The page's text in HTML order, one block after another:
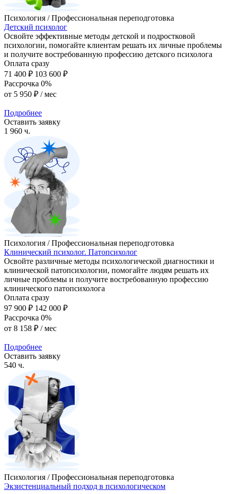
Психология / Профессиональная переподготовка
Детский психолог
Освойте эффективные методы детской и подростковой
психологии, помогайте клиентам решать их личные проблемы
и получите востребованную профессию детского психолога
Оплата сразу
71 400 ₽ 103 600 ₽
Рассрочка 0%
от 5 950 ₽ / мес
Подробнее
Оставить заявку
1 960 ч.
Психология / Профессиональная переподготовка
Клинический психолог. Патопсихолог
Освойте различные методы психологической диагностики и
клинической патопсихологии, помогайте людям решать их
личные проблемы и получите востребованную профессию
клинического патопсихолога
Оплата сразу
97 900 ₽ 142 000 ₽
Рассрочка 0%
от 8 158 ₽ / мес
Подробнее
Оставить заявку
540 ч.
Психология / Профессиональная переподготовка
Экзистенциальный подход в психологическом